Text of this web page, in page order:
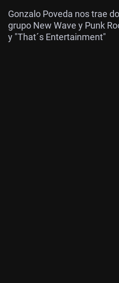
Gonzalo Poveda nos trae
grupo New Wave y Punk
y "That´s Entertainment"